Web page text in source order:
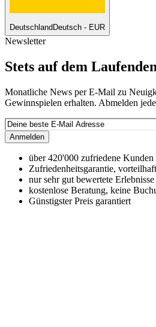
Deutschland Deutsch - EUR
Newsletter
Stets auf dem
Monatliche News per E-Mail zu
Gewinnspielen erhalten. Abmelden
Anmelden
über 420'000 zufriedene Kunden
Zufriedenheitsgarantie,
nur sehr gut bewertete
kostenlose Beratung, keine
Günstigster Preis garantiert